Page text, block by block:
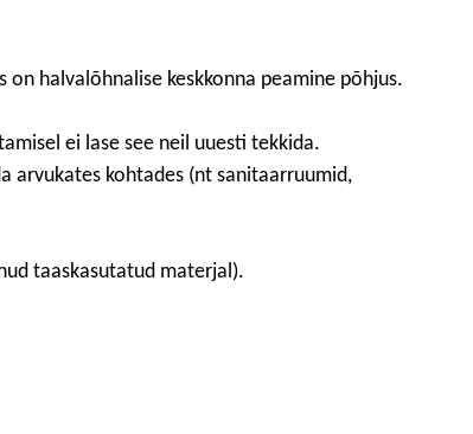
halvalõhnalise keskkonna peamine põhjus.
ei lase see neil uuesti tekkida.
arvukates kohtades (nt sanitaarruumid,
taaskasutatud materjal).